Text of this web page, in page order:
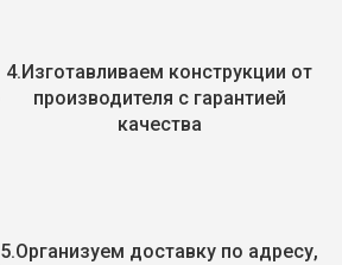
4.Изготавливаем конструкции от
производителя с гарантией
качества
5.Организуем доставку по адресу,